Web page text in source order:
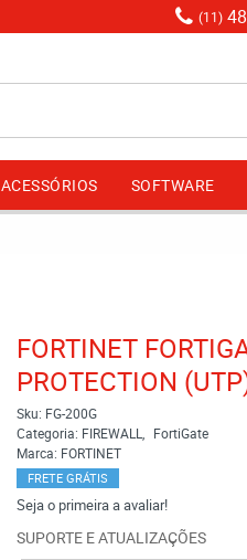
(11)
ACESSÓRIOS SOFTWARE
FORTINET
PROTECTION
Sku: FG-200G
Categoria: FIREWALL
FortiGate
Marca: FORTINET
FRETE GRÁTIS
Seja o primeira a avaliar!
SUPORTE E ATUALIZAÇÕES